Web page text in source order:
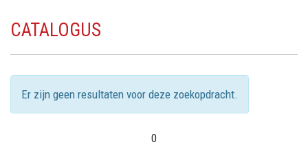
CATALOGUS
Er zijn geen resultaten voor deze zoekopdracht.
0